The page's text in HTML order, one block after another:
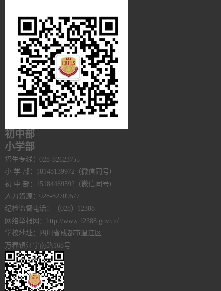
初中部
小学部
招生专线：028-82623755
小 学 部：18148139972（微信同号）
初 中 部：15184469592（微信同号）
人力资源：028-82709577
纪检监督电话：（028）12388
网络举报网：http://www.12388.gov.cn/
学校地址：四川省成都市温江区
万春镇江宁南路168号